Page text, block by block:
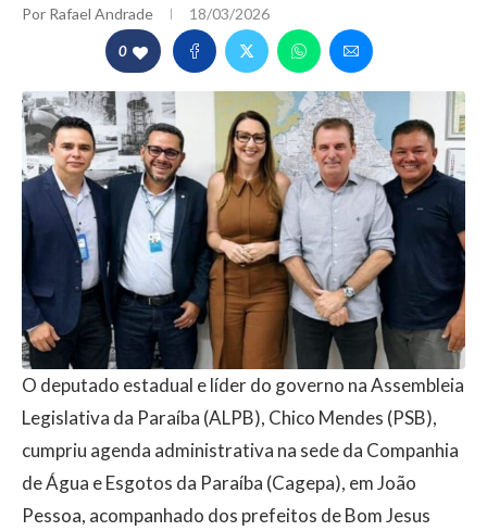
Por Rafael Andrade 18/03/2026
0
O deputado estadual e líder do governo na Assembleia
Legislativa da Paraíba (ALPB), Chico Mendes (PSB),
cumpriu agenda administrativa na sede da Companhia
de Água e Esgotos da Paraíba (Cagepa), em João
Pessoa, acompanhado dos prefeitos de Bom Jesus